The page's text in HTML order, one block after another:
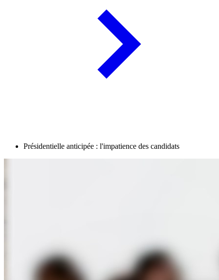
Présidentielle anticipée : l'impatience des candidats